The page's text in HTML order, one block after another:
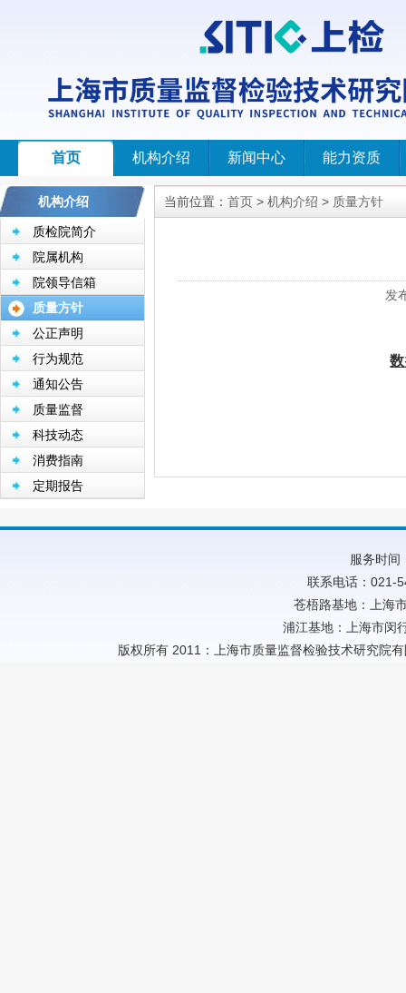
首页 机构介绍 新闻中心 能力资质
机构介绍
质检院简介
院属机构
院领导信箱
质量方针
公正声明
行为规范
通知公告
质量监督
科技动态
消费指南
定期报告
当前位置： 首页 > 机构介绍 > 质量方针
发
服务时间
联系电话：021-
苍梧路基地：上海
浦江基地：上海市闵
版权所有 2011：上海市质量监督检验技术研究